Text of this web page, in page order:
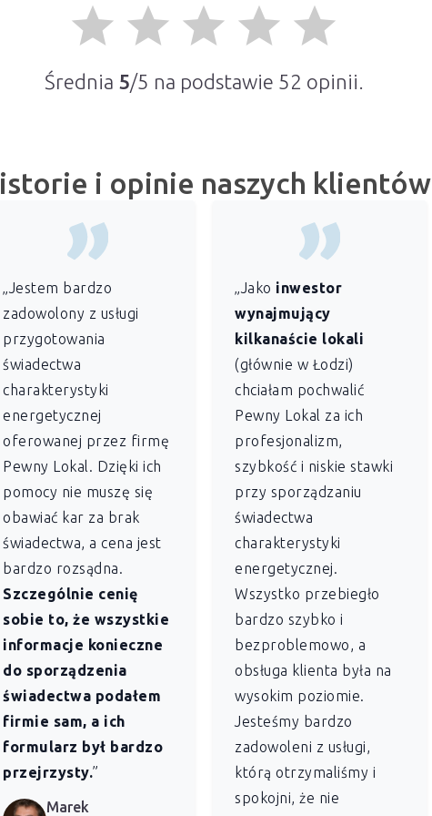
grade grade grade grade grade
Średnia 5/5 na podstawie 52 opinii.
i opinie naszych klientów
„Jestem bardzo
zadowolony z usługi
przygotowania
świadectwa
charakterystyki
energetycznej
oferowanej przez firmę
Pewny Lokal. Dzięki ich
pomocy nie muszę się
obawiać kar za brak
świadectwa, a cena jest
bardzo rozsądna.
Szczególnie cenię
sobie to, że wszystkie
informacje konieczne
do sporządzenia
świadectwa podałem
firmie sam, a ich
formularz był bardzo
przejrzysty.”
Marek
„Jako inwestor
wynajmujący
kilkanaście lokali
(głównie w Łodzi)
chciałam pochwalić
Pewny Lokal za ich
profesjonalizm,
szybkość i niskie stawki
przy sporządzaniu
świadectwa
charakterystyki
energetycznej.
Wszystko przebiegło
bardzo szybko i
bezproblemowo, a
obsługa klienta była na
wysokim poziomie.
Jesteśmy bardzo
zadowoleni z usługi,
którą otrzymaliśmy i
spokojni, że nie